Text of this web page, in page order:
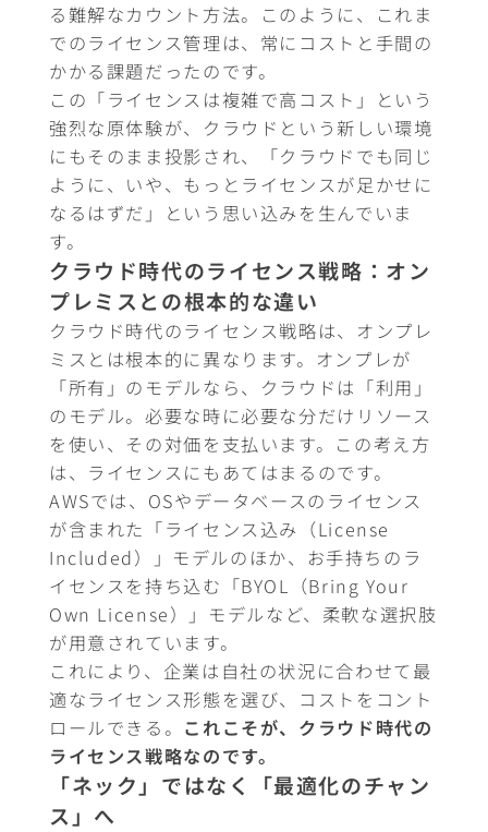
る難解なカウント方法。このように、これま
でのライセンス管理は、常にコストと手間の
かかる課題だったのです。
この「ライセンスは複雑で高コスト」という
強烈な原体験が、クラウドという新しい環境
にもそのまま投影され、「クラウドでも同じ
ように、いや、もっとライセンスが足かせに
なるはずだ」という思い込みを生んでいま
す。
クラウド時代のライセンス戦略：オン
プレミスとの根本的な違い
クラウド時代のライセンス戦略は、オンプレ
ミスとは根本的に異なります。オンプレが
「所有」のモデルなら、クラウドは「利用」
のモデル。必要な時に必要な分だけリソース
を使い、その対価を支払います。この考え方
は、ライセンスにもあてはまるのです。
AWSでは、OSやデータベースのライセンス
が含まれた「ライセンス込み（License
Included）」モデルのほか、お手持ちのラ
イセンスを持ち込む「BYOL（Bring Your
Own License）」モデルなど、柔軟な選択肢
が用意されています。
これにより、企業は自社の状況に合わせて最
適なライセンス形態を選び、コストをコント
ロールできる。 これこそが、クラウド時代の
ライセンス戦略なのです。
「ネック」ではなく「最適化のチャン
ス」へ